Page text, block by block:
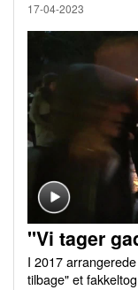
17-04-2023
"Vi tager
I 2017
tilbage" et